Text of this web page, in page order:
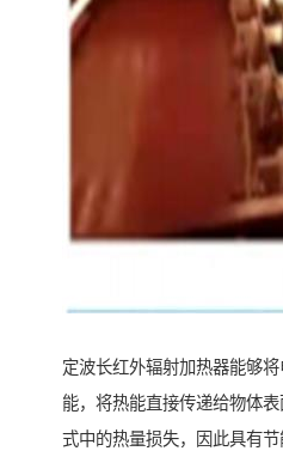
定波长红外辐射加热器能够
能，将热能直接传递给物体
式中的热量损失，因此具有节